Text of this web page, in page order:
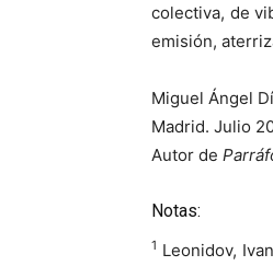
colectiva, de
emisión,
Miguel Ángel
Madrid. Julio
Autor de
Notas:
1 Leonidov,